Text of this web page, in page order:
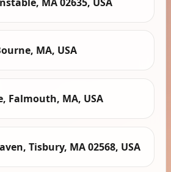
MA, USA
Falmouth, MA, USA
Tisbury, MA 02568, USA